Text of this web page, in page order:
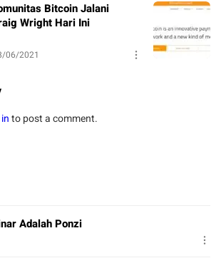
Bitcoin Jalani
Wright Hari Ini
06/2021
to post a comment.
Adalah Ponzi